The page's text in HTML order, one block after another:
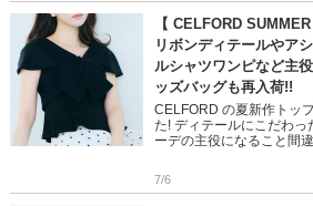
【 CELFORD
リボンディテールやア
ルシャツワンピなど主
ッズバッグも再入荷!!
CELFORD の夏新作トッ
た! ディテールにこだわっ
ーデの主役になること間
す […]
7/6